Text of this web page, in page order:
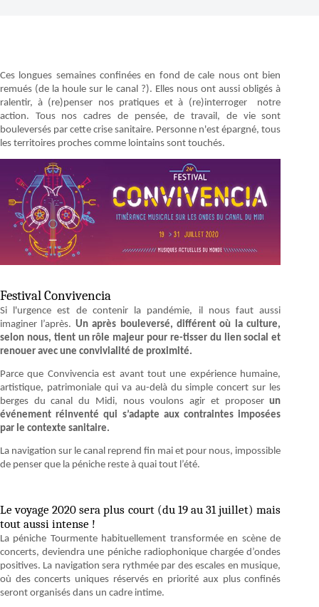
Ces longues semaines confinées en fond de cale nous ont bien
remués (de la houle sur le canal ?). Elles nous ont aussi obligés à
ralentir, à (re)penser nos pratiques et à (re)interroger notre
action. Tous nos cadres de pensée, de travail, de vie sont
bouleversés par cette crise sanitaire. Personne n'est épargné, tous
les territoires proches comme lointains sont touchés.
Festival Convivencia
Si l'urgence est de contenir la pandémie, il nous faut aussi
imaginer l’après. Un après bouleversé, différent où la culture,
selon nous, tient un rôle majeur pour re-tisser du lien social et
renouer avec une convivialité de proximité.
Parce que Convivencia est avant tout une expérience humaine,
artistique, patrimoniale qui va au-delà du simple concert sur les
berges du canal du Midi, nous voulons agir et proposerun
événement réinventé qui s’adapte aux contraintes imposées
par le contexte sanitaire.
La navigation sur le canal reprend fin mai et pour nous, impossible
de penser que la péniche reste à quai tout l’été.
Le voyage 2020 sera plus court (du 19 au 31 juillet) mais
tout aussi intense !
La péniche Tourmente habituellement transformée en scène de
concerts, deviendra une péniche radiophonique chargée d’ondes
positives. La navigation sera rythmée par des escales en musique,
où des concerts uniques réservés en priorité aux plus confinés
seront organisés dans un cadre intime.